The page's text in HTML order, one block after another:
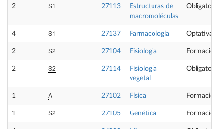
2 S1 27113
Estructuras de
macromoléculas
Obligatoria
4 S1 27137 Farmacología Optativa
2 S2 27104 Fisiologia
2 S2 27114
Fisiología
vegetal
Obligatoria
1 A 27102 Física
1 S2 27105 Genética